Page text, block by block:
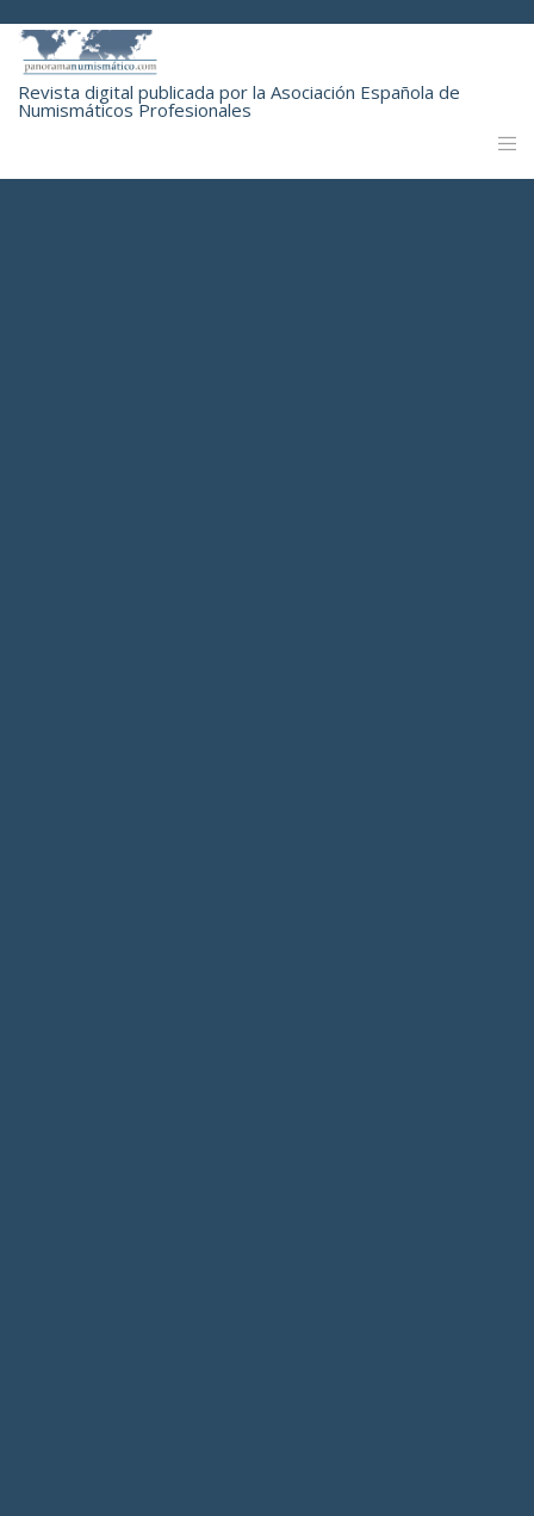
Revista digital publicada por la Asociación Española de
Numismáticos Profesionales